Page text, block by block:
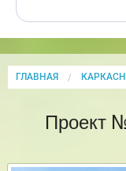
ГЛАВНАЯ
Проект